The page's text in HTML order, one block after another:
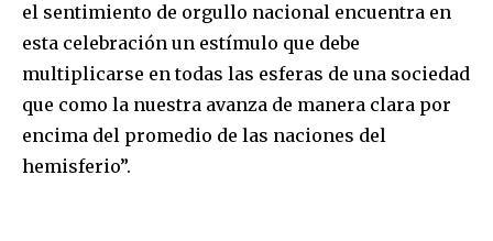
el sentimiento de orgullo nacional encuentra en
esta celebración un estímulo que debe
multiplicarse en todas las esferas de una sociedad
que como la nuestra avanza de manera clara por
encima del promedio de las naciones del
hemisferio”.